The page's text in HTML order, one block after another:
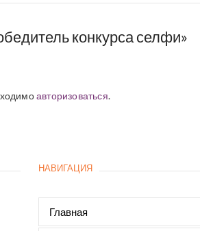
конкурса селфи»
авторизоваться.
НАВИГАЦИЯ
Главная